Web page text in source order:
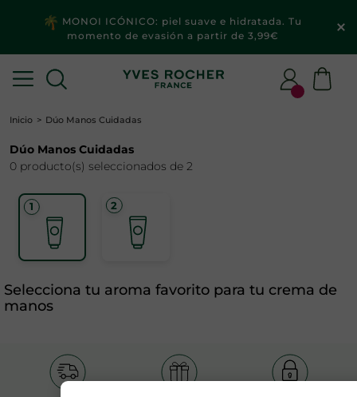
MONOI ICÓNICO: piel suave e hidratada. Tu
momento de evasión a partir de 3,99€
Inicio Dúo Manos Cuidadas
Dúo Manos Cuidadas
0 producto(s) seleccionados de 2
Selecciona tu aroma favorito para tu crema de
manos